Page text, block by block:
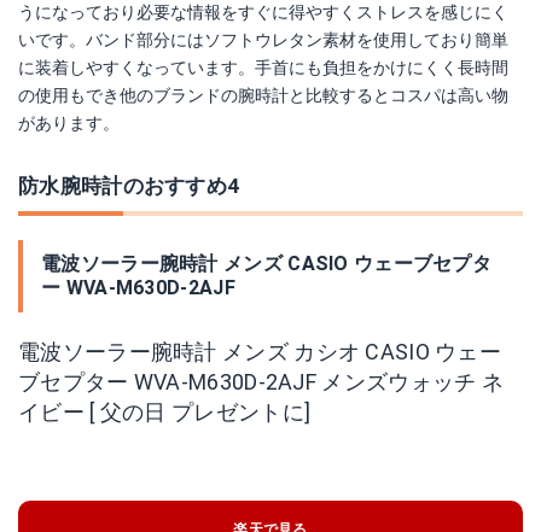
うになっており必要な情報をすぐに得やすくストレスを感じにく
いです。バンド部分にはソフトウレタン素材を使用しており簡単
に装着しやすくなっています。手首にも負担をかけにくく長時間
の使用もでき他のブランドの腕時計と比較するとコスパは高い物
があります。
防水腕時計のおすすめ4
電波ソーラー腕時計 メンズ CASIO ウェーブセプタ
ー WVA-M630D-2AJF
電波ソーラー腕時計 メンズ カシオ CASIO ウェー
ブセプター WVA-M630D-2AJF メンズウォッチ ネ
イビー [ 父の日 プレゼントに]